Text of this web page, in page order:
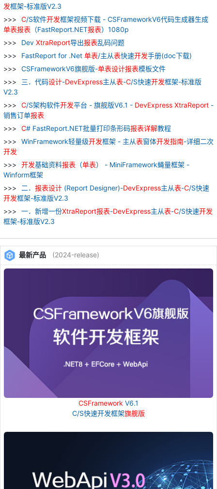
发框架-标准版V2.3
C/S软件开发框架视频下载 - CSFrameworkV6代码生成器生成
单表报表 （FastReport.NET报表）1080p
Dev XtraReport导出报表乱码问题
FastReport for .Net 单表/主从表快速开发手册(doc下载)
CSFrameworkV6旗舰版-单表设计报表模板文件
三．代码设计-DevExpress主从表-C/S快速开发框架-标准版
V2.3
C/S架构软件开发平台 - 旗舰版V6.1 - DevExpress XtraReport -
销售订单报表
C# FastReport.NET批量打印条形码报表详解教程
WinFramework轻量级开发框架 - 主从表窗体开发指南-详细二次
开发
开发基础资料报表 （单表） - MiniFramework蝇量框架 -
Winform框架
二． 报表设计 (Report Designer)-DevExpress主从表-C/S快速
开发框架-标准版V2.3
一．新增一份XtraReport报表-DevExpress主从表-C/S快速开发
框架-标准版V2.3
最新产品 (2024-release)
CSFramework V6.1
C/S快速开发框架旗舰版